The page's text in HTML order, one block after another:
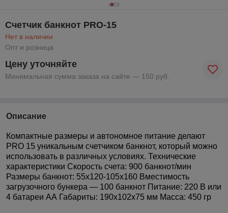
Счетчик банкнот PRO-15
Нет в наличии
Опт и розница
Цену уточняйте
Минимальная сумма заказа на сайте — 150 руб.
Описание
Компактные размеры и автономное питание делают
PRO 15 уникальным счетчиком банкнот, который можно
использовать в различных условиях. Технические
характеристики Скорость счета: 900 банкнот/мин
Размеры банкнот: 55х120-105х160 Вместимость
загрузочного бункера — 100 банкнот Питание: 220 В или
4 батареи АА Габариты: 190x102x75 мм Масса: 450 гр